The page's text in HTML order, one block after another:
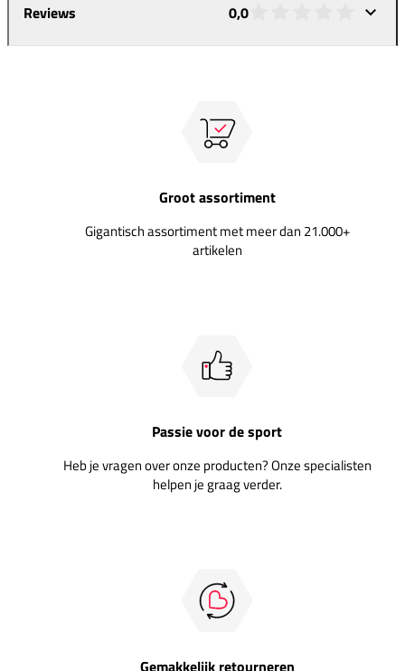
Reviews 0,0
Groot assortiment
Gigantisch assortiment met meer dan 21.000+
artikelen
Passie voor de sport
Heb je vragen over onze producten? Onze specialisten
helpen je graag verder.
Gemakkelijk retourneren